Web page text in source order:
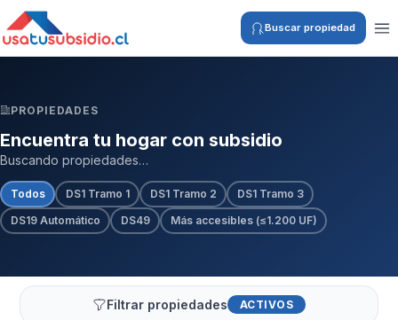
Buscar propiedad
PROPIEDADES
Encuentra tu hogar con subsidio
Buscando propiedades…
Todos DS1 Tramo 1 DS1 Tramo 2
DS1 Tramo 3
DS19 Automático
DS49 Más accesibles (≤1.200 UF)
Filtrar propiedades ACTIVOS